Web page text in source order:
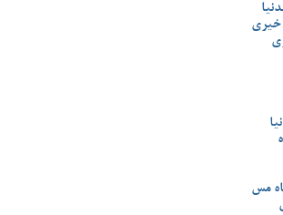
خیری
مس